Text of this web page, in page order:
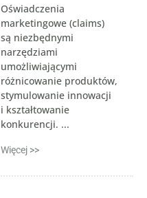
Oświadczenia
marketingowe (claims)
są niezbędnymi
narzędziami
umożliwiającymi
różnicowanie produktów,
stymulowanie innowacji
i kształtowanie
konkurencji. ...
Więcej >>